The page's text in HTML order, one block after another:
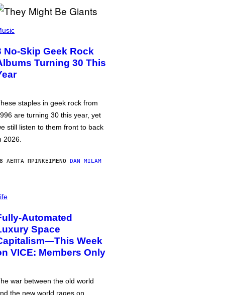
No-Skip Geek Rock
Turning 30 This
staples in geek rock from
are turning 30 this year, yet
still listen to them front to back
2026.
ΛΕΠΤΆ ΠΡΙΝΚΕΊΜΕΝΟ DAN MILAM
Automated
Space
Week
VICE: Members Only
war between the old world
the new world rages on,